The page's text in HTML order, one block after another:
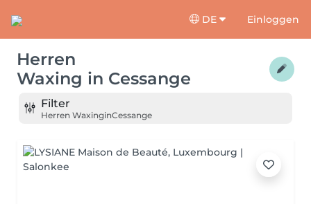
DE Einloggen
Herren
Waxing in Cessange
Filter
Herren WaxinginCessange